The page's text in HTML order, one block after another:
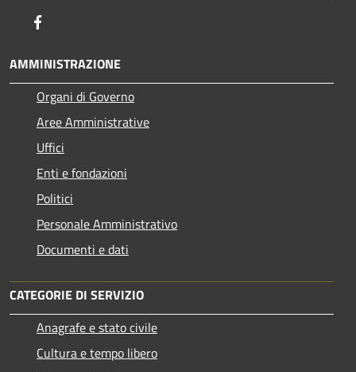
AMMINISTRAZIONE
Organi di Governo
Aree Amministrative
Uffici
Enti e fondazioni
Politici
Personale Amministrativo
Documenti e dati
CATEGORIE DI SERVIZIO
Anagrafe e stato civile
Cultura e tempo libero